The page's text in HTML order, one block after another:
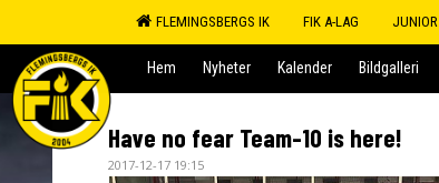
FLEMINGSBERGS IK FIK A-LAG JUNIOR
Hem Nyheter Kalender Bildgalleri
Have no fear Team-10 is here!
2017-12-17 19:15